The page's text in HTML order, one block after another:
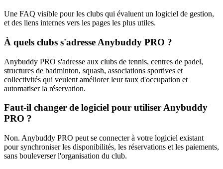
Une FAQ visible pour les clubs qui évaluent un logiciel de gestion,
et des liens internes vers les pages les plus utiles.
À quels clubs s'adresse Anybuddy PRO ?
Anybuddy PRO s'adresse aux clubs de tennis, centres de padel,
structures de badminton, squash, associations sportives et
collectivités qui veulent améliorer leur taux d'occupation et
automatiser la réservation.
Faut-il changer de logiciel pour utiliser Anybuddy
PRO ?
Non. Anybuddy PRO peut se connecter à votre logiciel existant
pour synchroniser les disponibilités, les réservations et les paiements,
sans bouleverser l'organisation du club.